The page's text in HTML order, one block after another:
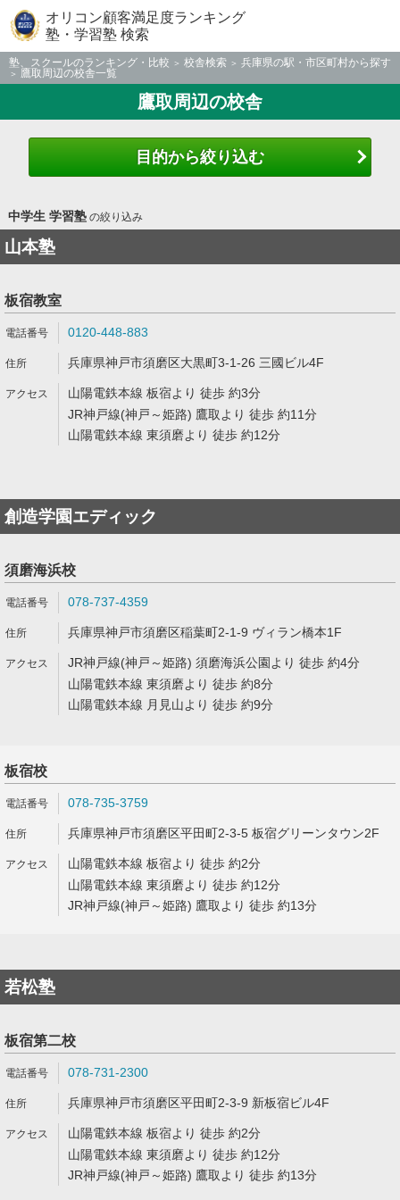
オリコン顧客満足度ランキング
塾・学習塾 検索
塾、スクールのランキング・比較 校舎検索
兵庫県の駅・市区町村から探す
鷹取周辺の校舎一覧
鷹取周辺の校舎
目的から絞り込む
中学生 学習塾の絞り込み
山本塾
板宿教室
0120-448-883
兵庫県神戸市須磨区大黒町3-1-26 三國ビル4F
山陽電鉄本線 板宿より 徒歩 約3分
JR神戸線(神戸～姫路) 鷹取より 徒歩 約11分
山陽電鉄本線 東須磨より 徒歩 約12分
創造学園エディック
須磨海浜校
078-737-4359
兵庫県神戸市須磨区稲葉町2-1-9 ヴィラン橋本1F
JR神戸線(神戸～姫路) 須磨海浜公園より 徒歩 約4分
山陽電鉄本線 東須磨より 徒歩 約8分
山陽電鉄本線 月見山より 徒歩 約9分
板宿校
078-735-3759
兵庫県神戸市須磨区平田町2-3-5 板宿グリーンタウン2F
山陽電鉄本線 板宿より 徒歩 約2分
山陽電鉄本線 東須磨より 徒歩 約12分
JR神戸線(神戸～姫路) 鷹取より 徒歩 約13分
若松塾
板宿第二校
078-731-2300
兵庫県神戸市須磨区平田町2-3-9 新板宿ビル4F
山陽電鉄本線 板宿より 徒歩 約2分
山陽電鉄本線 東須磨より 徒歩 約12分
JR神戸線(神戸～姫路) 鷹取より 徒歩 約13分